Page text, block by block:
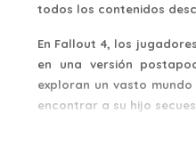
todos los contenidos
En Fallout 4, los
en una versión
exploran un vasto
encontrar a su hijo